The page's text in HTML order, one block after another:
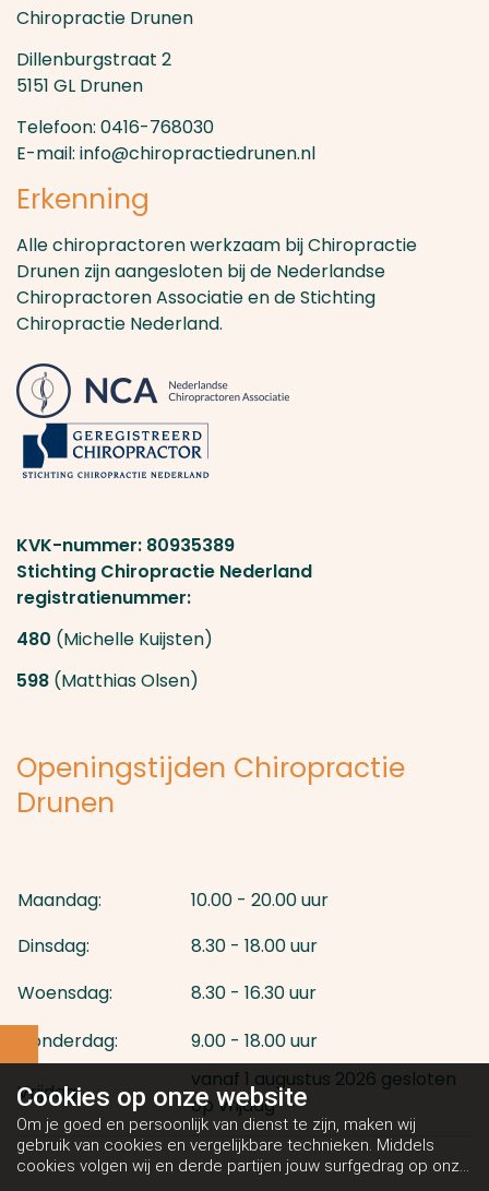
Chiropractie Drunen
Dillenburgstraat 2
5151 GL Drunen
Telefoon: 0416-768030
E-mail: info@chiropractiedrunen.nl
Erkenning
Alle chiropractoren werkzaam bij Chiropractie
Drunen zijn aangesloten bij de Nederlandse
Chiropractoren Associatie en de Stichting
Chiropractie Nederland.
KVK-nummer: 80935389
Stichting Chiropractie Nederland
registratienummer:
480 (Michelle Kuijsten)
598 (Matthias Olsen)
Openingstijden Chiropractie
Drunen
Maandag:
10.00 - 20.00 uur
Dinsdag:
8.30 - 18.00 uur
Woensdag:
8.30 - 16.30 uur
Donderdag:
9.00 - 18.00 uur
Vrijdag:
vanaf 1 augustus 2026 gesloten
op vrijdag
Cookies op onze website
Om je goed en persoonlijk van dienst te zijn, maken wij
gebruik van cookies en vergelijkbare technieken. Middels
cookies volgen wij en derde partijen jouw surfgedrag op onze